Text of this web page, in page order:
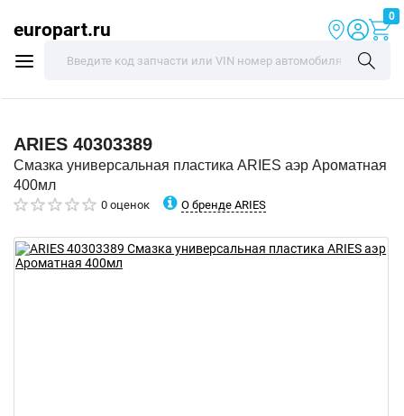
europart.ru
0
ARIES 40303389
Смазка универсальная пластика ARIES аэр Ароматная
400мл
0 оценок О бренде ARIES